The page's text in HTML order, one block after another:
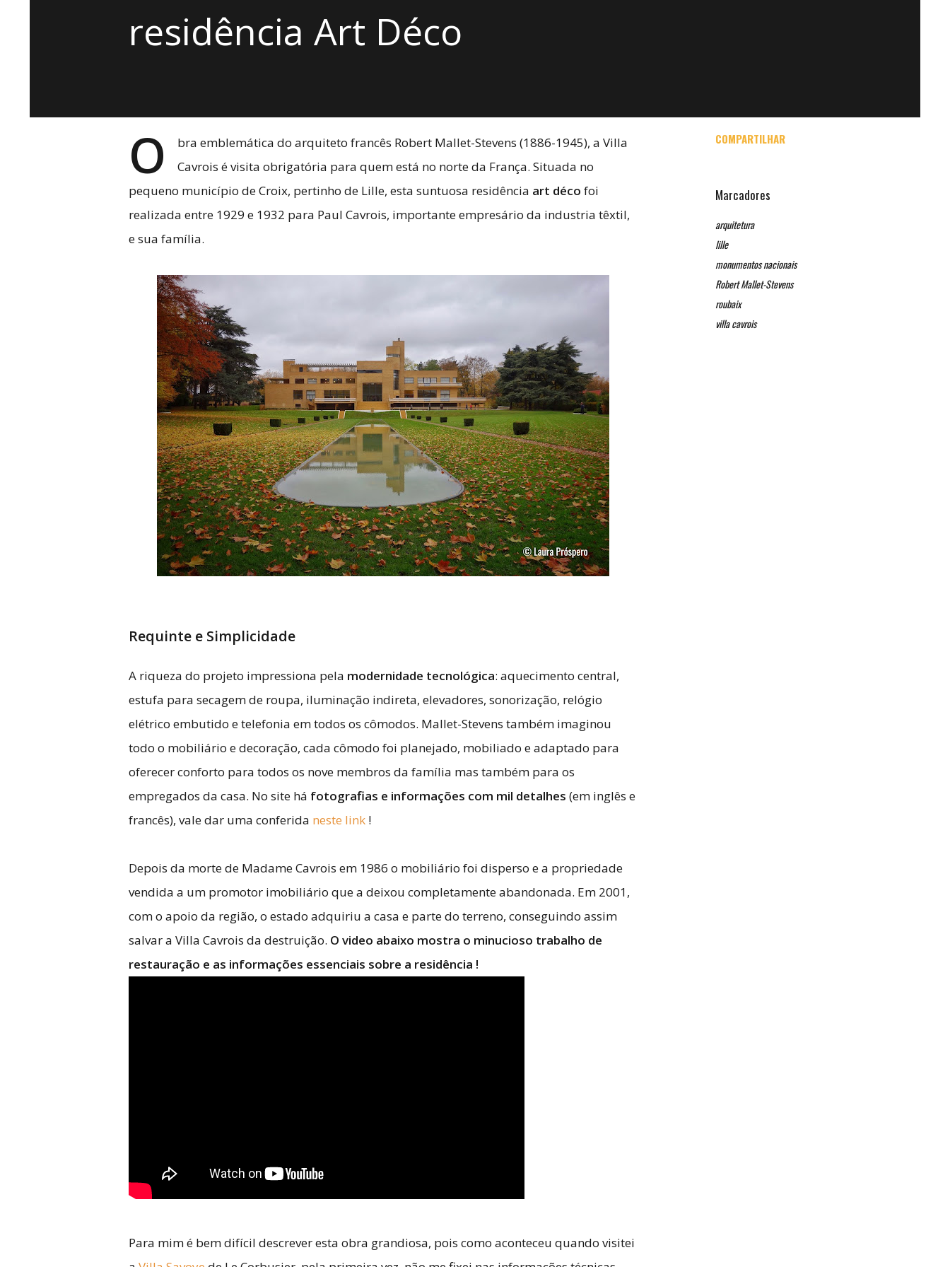
residência Art Déco
O
bra emblemática do arquiteto francês Robert Mallet-Stevens (1886-1945), a Villa
Cavrois é visita obrigatória para quem está no norte da França. Situada no
pequeno município de Croix, pertinho de Lille, esta suntuosa residência art déco foi
realizada entre 1929 e 1932 para Paul Cavrois, importante empresário da industria têxtil,
e sua família.
Requinte e Simplicidade
A riqueza do projeto impressiona pela modernidade tecnológica: aquecimento central,
estufa para secagem de roupa, iluminação indireta, elevadores, sonorização, relógio
elétrico embutido e telefonia em todos os cômodos. Mallet-Stevens também imaginou
todo o mobiliário e decoração, cada cômodo foi planejado, mobiliado e adaptado para
oferecer conforto para todos os nove membros da família mas também para os
empregados da casa. No site há fotografias e informações com mil detalhes (em inglês e
francês), vale dar uma conferida neste link !
Depois da morte de Madame Cavrois em 1986 o mobiliário foi disperso e a propriedade
vendida a um promotor imobiliário que a deixou completamente abandonada. Em 2001,
com o apoio da região, o estado adquiriu a casa e parte do terreno, conseguindo assim
salvar a Villa Cavrois da destruição. O video abaixo mostra o minucioso trabalho de
restauração e as informações essenciais sobre a residência !
Para mim é bem difícil descrever esta obra grandiosa, pois como aconteceu quando visitei
COMPARTILHAR
Marcadores
arquitetura
lille
monumentos nacionais
Robert Mallet-Stevens
roubaix
villa cavrois